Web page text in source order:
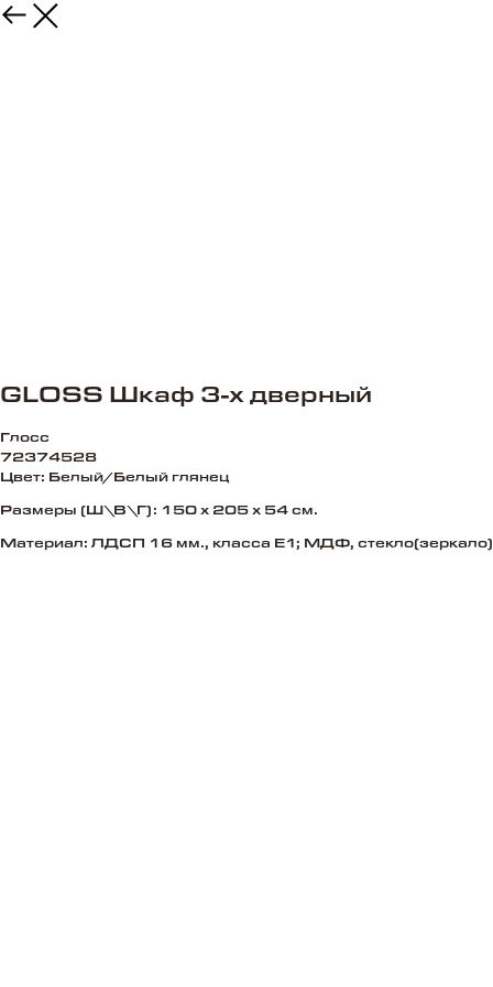
GLOSS Шкаф 3-х дверный
Глосс
72374528
Цвет: Белый/Белый глянец
Размеры (Ш\В\Г): 150 х 205 х 54 см.
Материал: ЛДСП 16 мм., класса Е1; МДФ, стекло(зеркало)